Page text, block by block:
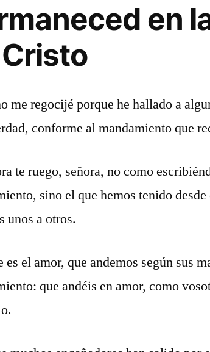
en
me regocijé porque he hallado a
conforme al mandamiento que
te ruego, señora, no como
sino el que hemos tenido
unos a otros.
es el amor, que andemos según sus
que andéis en amor, como